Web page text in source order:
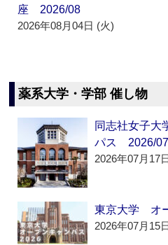
座 2026/08
2026年08月04日 (火)
薬系大学・学部 催し物
同志社女子
パス 2026/
2026年07月17
東京大学 オ
2026年07月15